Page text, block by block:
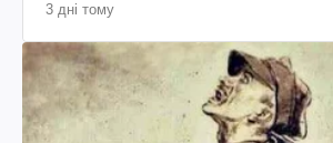
3 дні тому